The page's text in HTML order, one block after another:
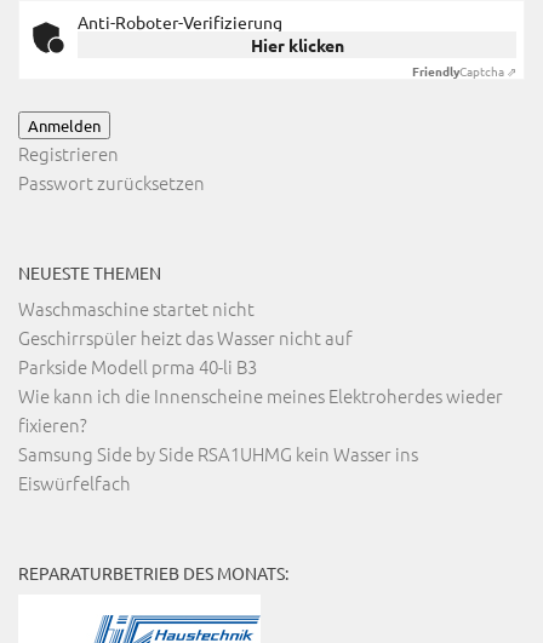
Anti-Roboter-Verifizierung
Hier klicken
FriendlyCaptcha ⇗
Anmelden
Registrieren
Passwort zurücksetzen
NEUESTE THEMEN
Waschmaschine startet nicht
Geschirrspüler heizt das Wasser nicht auf
Parkside Modell prma 40-li B3
Wie kann ich die Innenscheine meines Elektroherdes wieder
fixieren?
Samsung Side by Side RSA1UHMG kein Wasser ins
Eiswürfelfach
REPARATURBETRIEB DES MONATS: